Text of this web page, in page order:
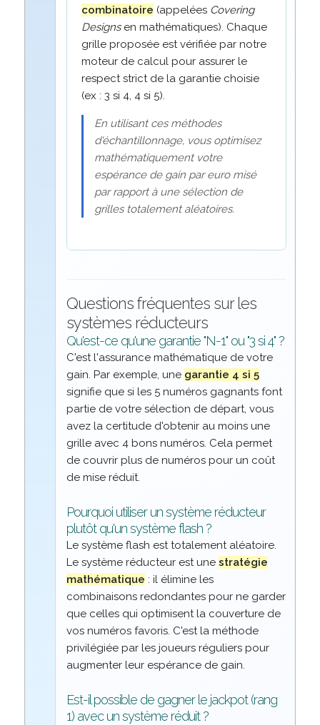
combinatoire (appelées Covering
Designsen mathématiques). Chaque
grille proposée est vérifiée par notre
moteur de calcul pour assurer le
respect strict de la garantie choisie
(ex : 3 si 4, 4 si 5).
En utilisant ces méthodes
d'échantillonnage, vous optimisez
mathématiquement votre
espérance de gain par euro misé
par rapport à une sélection de
grilles totalement aléatoires.
Questions fréquentes sur les
systèmes réducteurs
Qu'est-ce qu'une garantie "N-1" ou "3 si 4" ?
C'est l'assurance mathématique de votre
gain. Par exemple, une garantie 4 si 5
signifie que si les 5 numéros gagnants font
partie de votre sélection de départ, vous
avez la certitude d'obtenir au moins une
grille avec 4 bons numéros. Cela permet
de couvrir plus de numéros pour un coût
de mise réduit.
Pourquoi utiliser un système réducteur
plutôt qu'un système flash ?
Le système flash est totalement aléatoire.
Le système réducteur est une stratégie
mathématique : il élimine les
combinaisons redondantes pour ne garder
que celles qui optimisent la couverture de
vos numéros favoris. C'est la méthode
privilégiée par les joueurs réguliers pour
augmenter leur espérance de gain.
Est-il possible de gagner le jackpot (rang
1) avec un système réduit ?